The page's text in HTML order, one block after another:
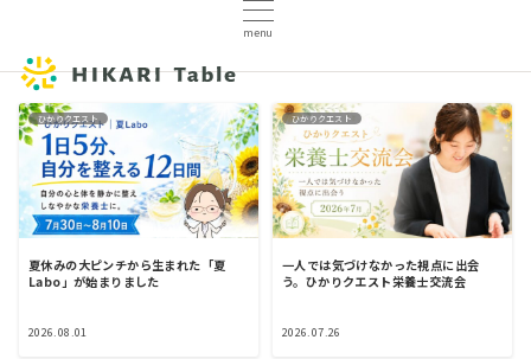
menu
ひかりクエスト
夏休みの大ピンチから生まれた「夏
Labo」が始まりました
2026.08.01
ひかりクエスト
一人では気づけなかった視点に出会
う。ひかりクエスト栄養士交流会
2026.07.26